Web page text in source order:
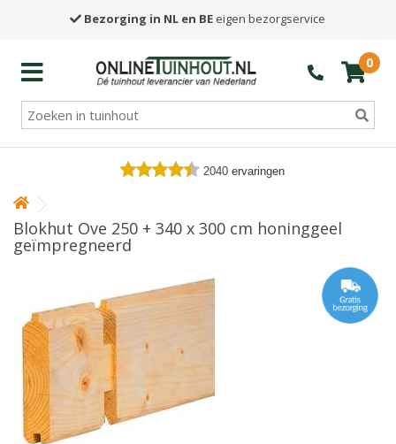
Bezorging in NL en BE eigen bezorgservice
0
2040 ervaringen
Blokhut Ove 250 + 340 x 300 cm honinggeel
geïmpregneerd